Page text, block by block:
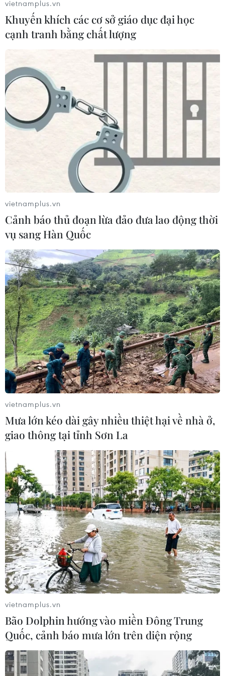
Máy bay chiến đấu Israel không kích các
cơ sở quân sự ở Dải Gaza
18/06/2021 04:15
Theo nguồn tin an ninh Palestine và các nhân chứng, có
nhiều tiếng nổ ở khu vực phía Bắc và phía Nam Gaza
sau khi các máy bay chiến đấu của Israel không kích
các cơ sở quân sự của Hamas.
Israel cho phép nối lại một phần hoạt
động xuất khẩu từ Gaza
21/06/2021 13:37
Các quan chức biên giới Gaza cho biết Israel sẽ nới
lỏng các hạn chế trong vòng 2-3 ngày, với các nông sản
và một số mặt hàng dệt may.
vietnamplus.vn
Khuyến khích các cơ sở giáo dục đại học
cạnh tranh bằng chất lượng
vietnamplus.vn
Cảnh báo thủ đoạn lừa đảo đưa lao động thời
vụ sang Hàn Quốc
vietnamplus.vn
Mưa lớn kéo dài gây nhiều thiệt hại về nhà ở,
giao thông tại tỉnh Sơn La
vietnamplus.vn
Bão Dolphin hướng vào miền Đông Trung
Quốc, cảnh báo mưa lớn trên diện rộng